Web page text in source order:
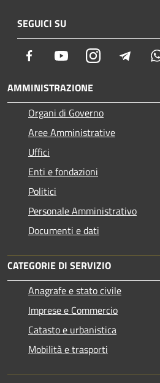
SEGUICI SU
Facebook YoutubeInstagram
AMMINISTRAZIONE
Organi di Governo
Aree Amministrative
Uffici
Enti e fondazioni
Politici
Personale Amministrativo
Documenti e dati
CATEGORIE DI SERVIZIO
Anagrafe e stato civile
Imprese e Commercio
Catasto e urbanistica
Mobilità e trasporti